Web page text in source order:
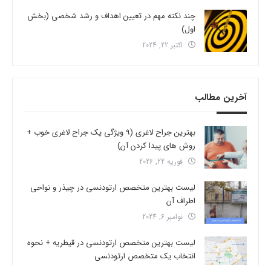
چند نکته مهم در تعیین اهداف و رشد شخصی (بخش
اول)
اکتبر 22, 2024
آخرین مطالب
بهترین جراح لاغری (9 ویژگی یک جراح لاغری خوب +
روش های پیدا کردن آن)
فوریه 22, 2026
لیست بهترین متخصص ارتودنسی در چیذر و نواحی
اطراف آن
نوامبر 6, 2024
لیست بهترین متخصص ارتودنسی در قیطریه + نحوه
انتخاب یک متخصص ارتودنسی